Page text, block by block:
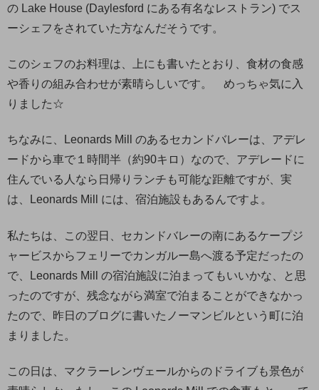
の Lake House (Daylesford にある有名なレストラン) でス
ーシェフをされていた方なんだそうです。
このシェフのお料理は、上にも書いたとおり、食材の食感
や香りの組み合わせが素晴らしいです。 めっちゃ気に入
りました☆
ちなみに、Leonards Mill のあるセカンドバレーは、アデレ
ードから車で１時間半（約90キロ）なので、アデレードに
住んでいる人なら日帰りランチも可能な距離ですが、実
は、Leonards Mill には、宿泊施設もあるんですよ。
私たちは、この翌日、セカンドバレーの南にあるケープジ
ャービスからフェリーでカンガルー島へ渡る予定だったの
で、Leonards Mill の宿泊施設に泊まってもいいかな、と思
ったのですが、残念ながら満室で泊まることができなかっ
たので、昨日のブログに書いたノーマンビルという町に泊
まりました。
この日は、マクラーレンヴェールからのドライブも景色が